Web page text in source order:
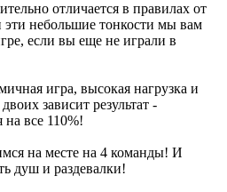
отличается в правилах от
эти небольшие тонкости мы вам
если вы еще не играли в
игра, высокая нагрузка и
зависит результат -
на все 110%!
на месте на 4 команды! И
душ и раздевалки!